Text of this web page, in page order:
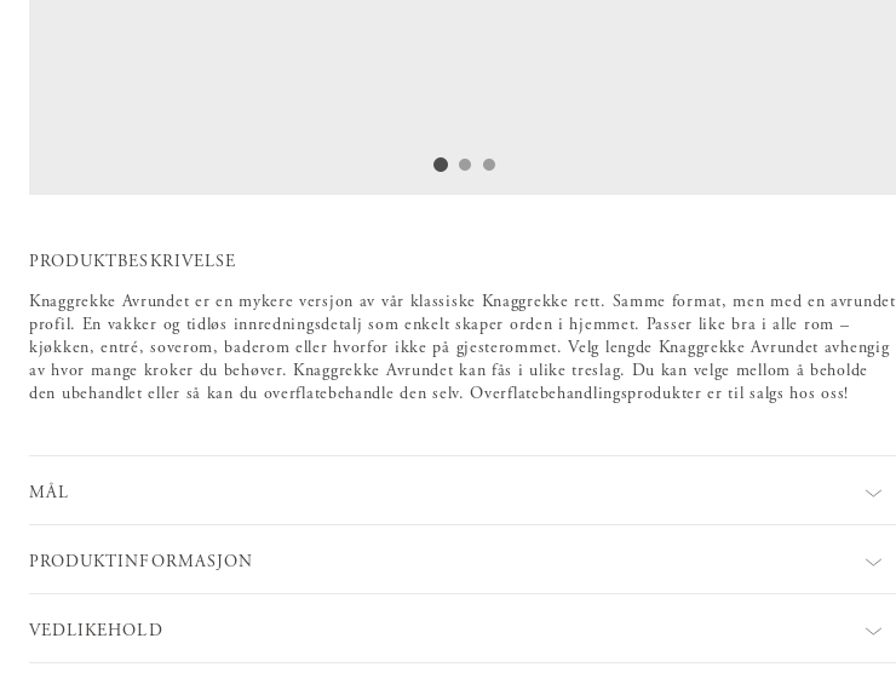
PRODUKTBESKRIVELSE
Knaggrekke Avrundet er en mykere versjon av vår klassiske Knaggrekke rett. Samme format, men med en avrundet
profil. En vakker og tidløs innredningsdetalj som enkelt skaper orden i hjemmet. Passer like bra i alle rom –
kjøkken, entré, soverom, baderom eller hvorfor ikke på gjesterommet. Velg lengde Knaggrekke Avrundet avhengig
av hvor mange kroker du behøver. Knaggrekke Avrundet kan fås i ulike treslag. Du kan velge mellom å beholde
den ubehandlet eller så kan du overflatebehandle den selv. Overflatebehandlingsprodukter er til salgs hos oss!
MÅL
PRODUKTINFORMASJON
VEDLIKEHOLD